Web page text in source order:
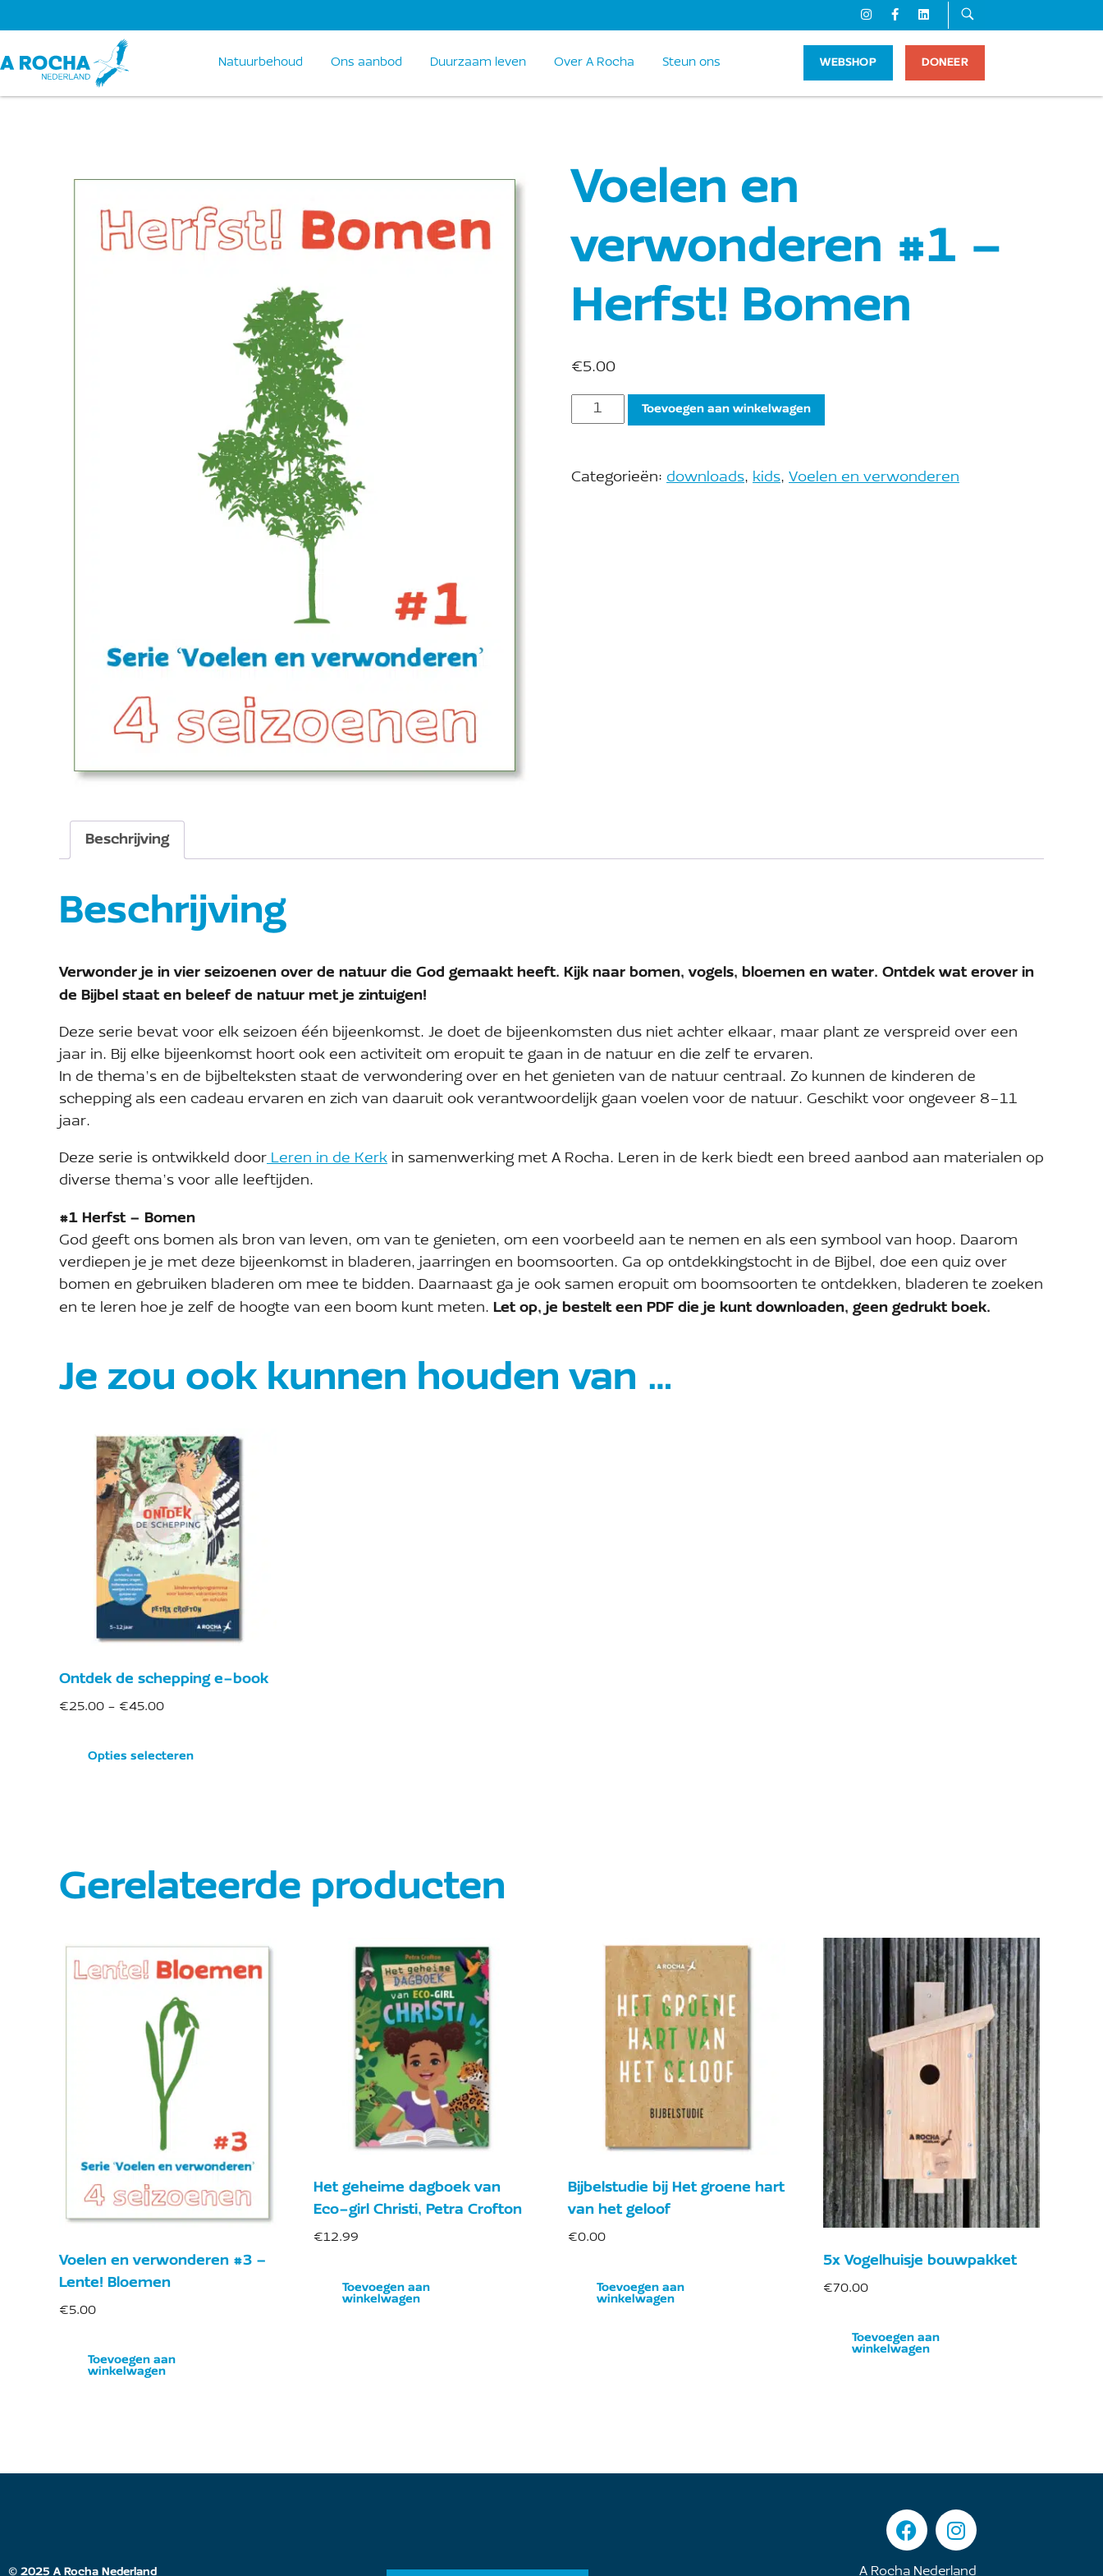
Natuurbehoud Ons aanbod Duurzaam leven Over A Rocha Steun ons WEBSHOP DONEER
Voelen en
verwonderen #1 –
Herfst! Bomen
€5.00
Toevoegen aan winkelwagen
Categorieën: downloads, kids, Voelen en verwonderen
Beschrijving
Beschrijving
Verwonder je in vier seizoenen over de natuur die God gemaakt heeft. Kijk naar bomen, vogels, bloemen en water. Ontdek wat erover in
de Bijbel staat en beleef de natuur met je zintuigen!
Deze serie bevat voor elk seizoen één bijeenkomst. Je doet de bijeenkomsten dus niet achter elkaar, maar plant ze verspreid over een
jaar in. Bij elke bijeenkomst hoort ook een activiteit om eropuit te gaan in de natuur en die zelf te ervaren.
In de thema’s en de bijbelteksten staat de verwondering over en het genieten van de natuur centraal. Zo kunnen de kinderen de
schepping als een cadeau ervaren en zich van daaruit ook verantwoordelijk gaan voelen voor de natuur. Geschikt voor ongeveer 8-11
jaar.
Deze serie is ontwikkeld door Leren in de Kerk in samenwerking met A Rocha. Leren in de kerk biedt een breed aanbod aan materialen op
diverse thema’s voor alle leeftijden.
#1 Herfst – Bomen
God geeft ons bomen als bron van leven, om van te genieten, om een voorbeeld aan te nemen en als een symbool van hoop. Daarom
verdiepen je je met deze bijeenkomst in bladeren, jaarringen en boomsoorten. Ga op ontdekkingstocht in de Bijbel, doe een quiz over
bomen en gebruiken bladeren om mee te bidden. Daarnaast ga je ook samen eropuit om boomsoorten te ontdekken, bladeren te zoeken
en te leren hoe je zelf de hoogte van een boom kunt meten. Let op, je bestelt een PDF die je kunt downloaden, geen gedrukt boek.
Je zou ook kunnen houden van …
Ontdek de schepping e-book
€25.00 - €45.00
Opties selecteren
Gerelateerde producten
Voelen en verwonderen #3 –
Lente! Bloemen
€5.00
Toevoegen aan
winkelwagen
Het geheime dagboek van
Eco-girl Christi, Petra Crofton
€12.99
Toevoegen aan
winkelwagen
Bijbelstudie bij Het groene hart
van het geloof
€0.00
Toevoegen aan
winkelwagen
5x Vogelhuisje bouwpakket
€70.00
Toevoegen aan
winkelwagen
© 2025 A Rocha Nederland A Rocha Nederland